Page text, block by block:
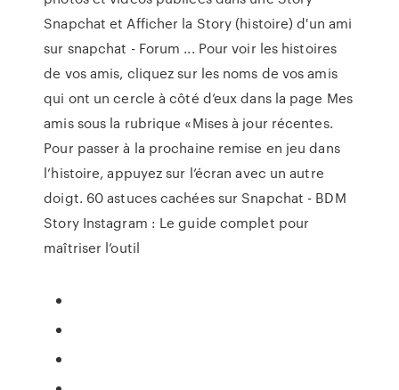
Snapchat et Afficher la Story (histoire) d'un ami
sur snapchat - Forum ... Pour voir les histoires
de vos amis, cliquez sur les noms de vos amis
qui ont un cercle à côté d’eux dans la page Mes
amis sous la rubrique «Mises à jour récentes.
Pour passer à la prochaine remise en jeu dans
l’histoire, appuyez sur l’écran avec un autre
doigt. 60 astuces cachées sur Snapchat - BDM
Story Instagram : Le guide complet pour
maîtriser l’outil